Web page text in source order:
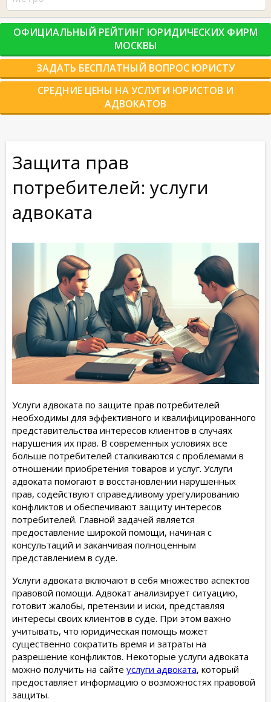
ОФИЦИАЛЬНЫЙ РЕЙТИНГ ЮРИДИЧЕСКИХ ФИРМ
МОСКВЫ
ЗАДАТЬ БЕСПЛАТНЫЙ ВОПРОС ЮРИСТУ
СРЕДНИЕ ЦЕНЫ НА УСЛУГИ ЮРИСТОВ И
АДВОКАТОВ
Защита прав
потребителей: услуги
адвоката
Услуги адвоката по защите прав потребителей
необходимы для эффективного и квалифицированного
представительства интересов клиентов в случаях
нарушения их прав. В современных условиях все
больше потребителей сталкиваются с проблемами в
отношении приобретения товаров и услуг. Услуги
адвоката помогают в восстановлении нарушенных
прав, содействуют справедливому урегулированию
конфликтов и обеспечивают защиту интересов
потребителей. Главной задачей является
предоставление широкой помощи, начиная с
консультаций и заканчивая полноценным
представлением в суде.
Услуги адвоката включают в себя множество аспектов
правовой помощи. Адвокат анализирует ситуацию,
готовит жалобы, претензии и иски, представляя
интересы своих клиентов в суде. При этом важно
учитывать, что юридическая помощь может
существенно сократить время и затраты на
разрешение конфликтов. Некоторые услуги адвоката
можно получить на сайте услуги адвоката, который
предоставляет информацию о возможностях правовой
защиты.